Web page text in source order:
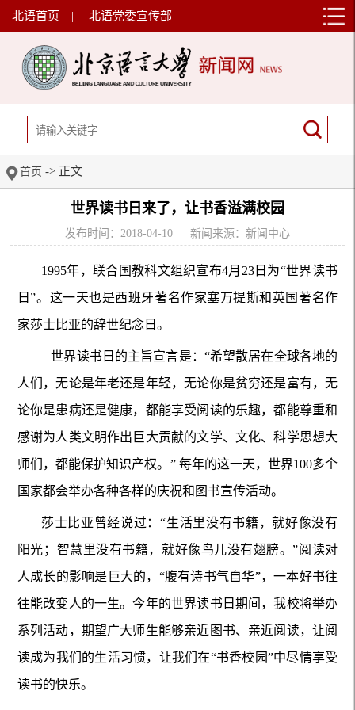
北语首页 | 北语党委宣传部
首页 -> 正文
世界读书日来了，让书香溢满校园
发布时间：2018-04-10 新闻来源：新闻中心
1995年，联合国教科文组织宣布4月23日为“世界读书
日”。这一天也是西班牙著名作家塞万提斯和英国著名作
家莎士比亚的辞世纪念日。
世界读书日的主旨宣言是：“希望散居在全球各地的
人们，无论是年老还是年轻，无论你是贫穷还是富有，无
论你是患病还是健康，都能享受阅读的乐趣，都能尊重和
感谢为人类文明作出巨大贡献的文学、文化、科学思想大
师们，都能保护知识产权。” 每年的这一天，世界100多个
国家都会举办各种各样的庆祝和图书宣传活动。
莎士比亚曾经说过：“生活里没有书籍，就好像没有
阳光；智慧里没有书籍，就好像鸟儿没有翅膀。”阅读对
人成长的影响是巨大的，“腹有诗书气自华”，一本好书往
往能改变人的一生。今年的世界读书日期间，我校将举办
系列活动，期望广大师生能够亲近图书、亲近阅读，让阅
读成为我们的生活习惯，让我们在“书香校园”中尽情享受
读书的快乐。